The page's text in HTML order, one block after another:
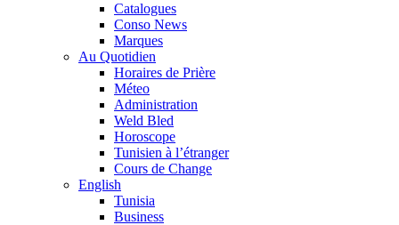
Catalogues
Conso News
Marques
Au Quotidien
Horaires de Prière
Méteo
Administration
Weld Bled
Horoscope
Tunisien à l’étranger
Cours de Change
English
Tunisia
Business